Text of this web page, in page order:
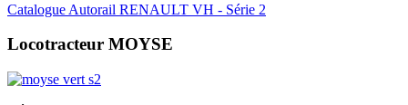
Catalogue Autorail RENAULT VH - Série 2
Locotracteur MOYSE